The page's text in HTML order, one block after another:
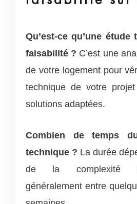
Qu’est-ce qu’une
faisabilité ? C’est une
de votre logement pour
technique de votre
solutions adaptées.
Combien de temps
technique ? La durée
de la complexité
généralement entre